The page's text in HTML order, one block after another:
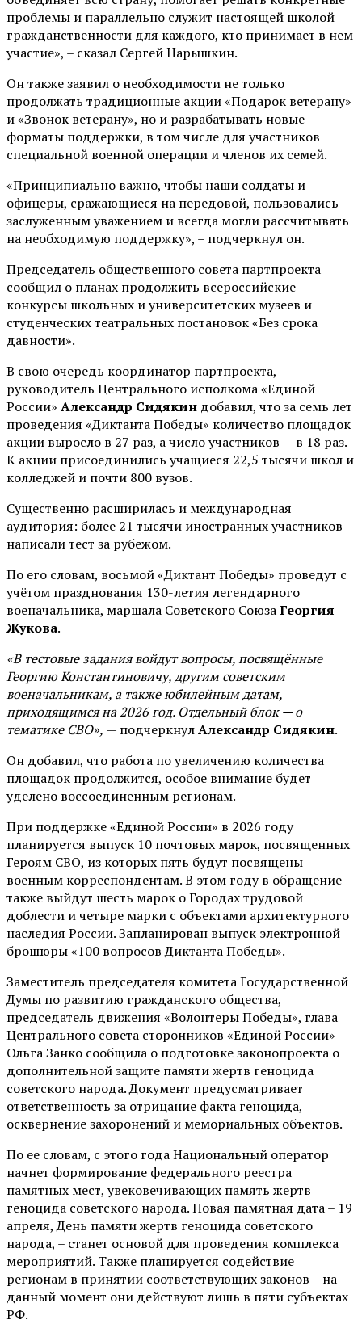
проблемы и параллельно служит настоящей школой
гражданственности для каждого, кто принимает в нем
участие», – сказал Сергей Нарышкин.
Он также заявил о необходимости не только
продолжать традиционные акции «Подарок ветерану»
и «Звонок ветерану», но и разрабатывать новые
форматы поддержки, в том числе для участников
специальной военной операции и членов их семей.
«Принципиально важно, чтобы наши солдаты и
офицеры, сражающиеся на передовой, пользовались
заслуженным уважением и всегда могли рассчитывать
на необходимую поддержку», – подчеркнул он.
Председатель общественного совета партпроекта
сообщил о планах продолжить всероссийские
конкурсы школьных и университетских музеев и
студенческих театральных постановок «Без срока
давности».
В свою очередь координатор партпроекта,
руководитель Центрального исполкома «Единой
России» Александр Сидякин добавил, что за семь лет
проведения «Диктанта Победы» количество площадок
акции выросло в 27 раз, а число участников — в 18 раз.
К акции присоединились учащиеся 22,5 тысячи школ и
колледжей и почти 800 вузов.
Существенно расширилась и международная
аудитория: более 21 тысячи иностранных участников
написали тест за рубежом.
По его словам, восьмой «Диктант Победы» проведут с
учётом празднования 130-летия легендарного
военачальника, маршала Советского СоюзаГеоргия
Жукова.
«В тестовые задания войдут вопросы, посвящённые
Георгию Константиновичу, другим советским
военачальникам, а также юбилейным датам,
приходящимся на 2026 год. Отдельный блок — о
тематике СВО», — подчеркнулАлександр Сидякин.
Он добавил, что работа по увеличению количества
площадок продолжится, особое внимание будет
уделено воссоединенным регионам.
При поддержке «Единой России» в 2026 году
планируется выпуск 10 почтовых марок, посвященных
Героям СВО, из которых пять будут посвящены
военным корреспондентам. В этом году в обращение
также выйдут шесть марок о Городах трудовой
доблести и четыре марки с объектами архитектурного
наследия России. Запланирован выпуск электронной
брошюры «100 вопросов Диктанта Победы».
Заместитель председателя комитета Государственной
Думы по развитию гражданского общества,
председатель движения «Волонтеры Победы», глава
Центрального совета сторонников «Единой России»
Ольга Занко сообщила о подготовке законопроекта о
дополнительной защите памяти жертв геноцида
советского народа. Документ предусматривает
ответственность за отрицание факта геноцида,
осквернение захоронений и мемориальных объектов.
По ее словам, с этого года Национальный оператор
начнет формирование федерального реестра
памятных мест, увековечивающих память жертв
геноцида советского народа. Новая памятная дата – 19
апреля, День памяти жертв геноцида советского
народа, – станет основой для проведения комплекса
мероприятий. Также планируется содействие
регионам в принятии соответствующих законов – на
данный момент они действуют лишь в пяти субъектах
РФ.